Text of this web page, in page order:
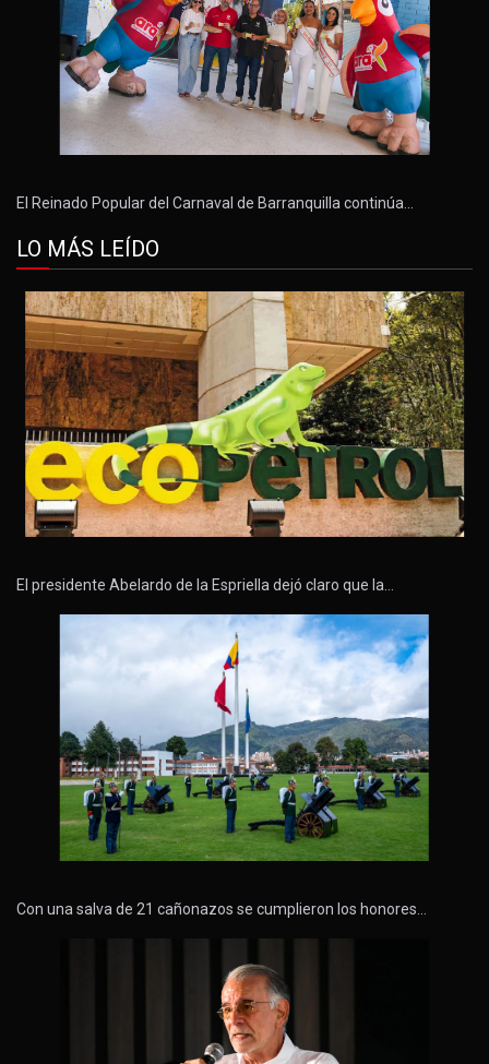
El Reinado Popular del Carnaval de Barranquilla continúa…
LO MÁS LEÍDO
El presidente Abelardo de la Espriella dejó claro que la…
Con una salva de 21 cañonazos se cumplieron los honores…